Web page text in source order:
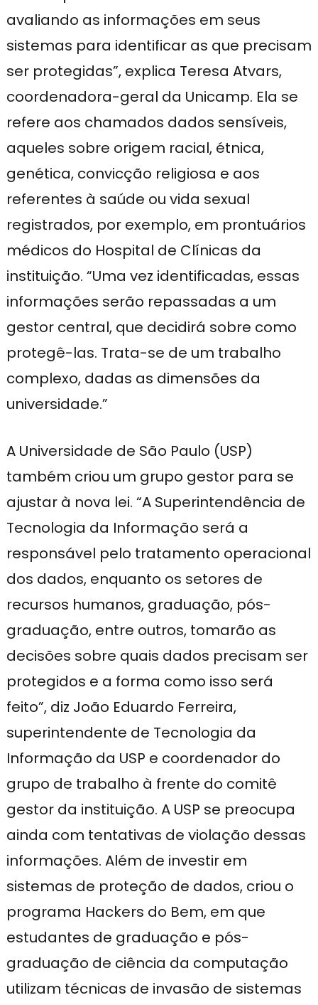
avaliando as informações em seus
sistemas para identificar as que precisam
ser protegidas”, explica Teresa Atvars,
coordenadora-geral da Unicamp. Ela se
refere aos chamados dados sensíveis,
aqueles sobre origem racial, étnica,
genética, convicção religiosa e aos
referentes à saúde ou vida sexual
registrados, por exemplo, em prontuários
médicos do Hospital de Clínicas da
instituição. “Uma vez identificadas, essas
informações serão repassadas a um
gestor central, que decidirá sobre como
protegê-las. Trata-se de um trabalho
complexo, dadas as dimensões da
universidade.”
A Universidade de São Paulo (USP)
também criou um grupo gestor para se
ajustar à nova lei. “A Superintendência de
Tecnologia da Informação será a
responsável pelo tratamento operacional
dos dados, enquanto os setores de
recursos humanos, graduação, pós-
graduação, entre outros, tomarão as
decisões sobre quais dados precisam ser
protegidos e a forma como isso será
feito”, diz João Eduardo Ferreira,
superintendente de Tecnologia da
Informação da USP e coordenador do
grupo de trabalho à frente do comitê
gestor da instituição. A USP se preocupa
ainda com tentativas de violação dessas
informações. Além de investir em
sistemas de proteção de dados, criou o
programa Hackers do Bem, em que
estudantes de graduação e pós-
graduação de ciência da computação
utilizam técnicas de invasão de sistemas